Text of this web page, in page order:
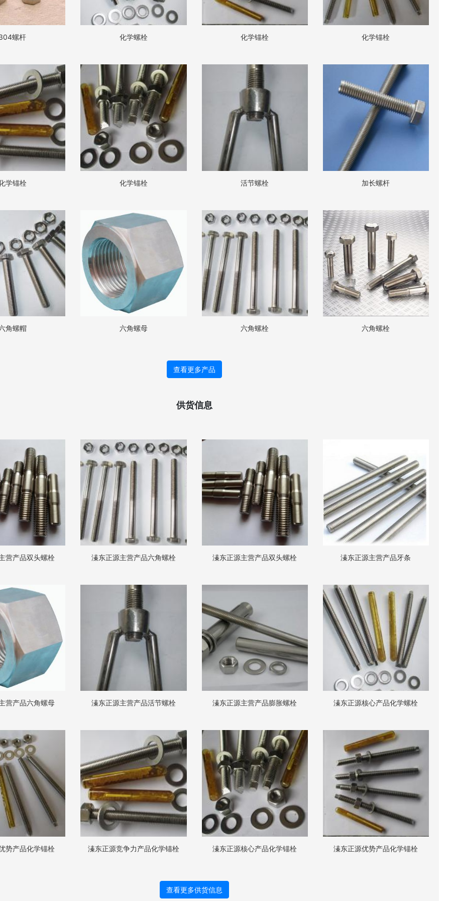
螺杆 化学螺栓 化学锚栓 化学锚栓
学锚栓 化学锚栓 活节螺栓 加长螺杆
角螺帽 六角螺母 六角螺栓 六角螺栓
查看更多产品
供货信息
营产品双头螺栓 溱东正源主营产品六角螺栓 溱东正源主营产品双头螺栓 溱东正源主营产品牙条
营产品六角螺母 溱东正源主营产品活节螺栓 溱东正源主营产品膨胀螺栓 溱东正源核心产品化学螺栓
势产品化学锚栓 溱东正源竞争力产品化学锚栓 溱东正源核心产品化学锚栓 溱东正源优势产品化学锚栓
查看更多供货信息